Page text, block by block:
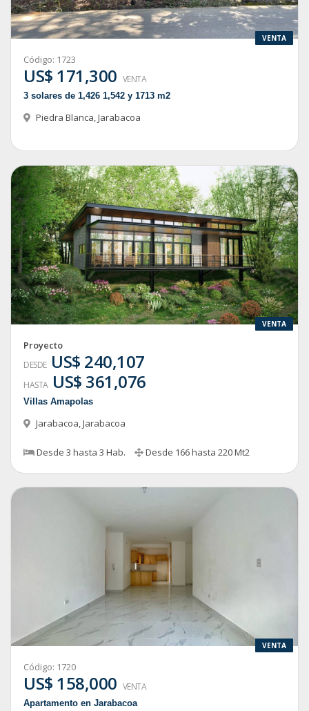
VENTA
Código: 1723
US$ 171,300 VENTA
3 solares de 1,426 1,542 y 1713 m2
Piedra Blanca,Jarabacoa
VENTA
Proyecto
DESDE US$ 240,107
HASTA US$ 361,076
Villas Amapolas
Jarabacoa Jarabacoa
Desde 3 hasta 3 Hab. Desde 166hasta 220Mt2
VENTA
Código: 1720
US$ 158,000 VENTA
Apartamento en Jarabacoa